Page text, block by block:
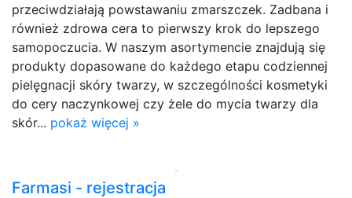
przeciwdziałają powstawaniu zmarszczek. Zadbana i
również zdrowa cera to pierwszy krok do lepszego
samopoczucia. W naszym asortymencie znajdują się
produkty dopasowane do każdego etapu codziennej
pielęgnacji skóry twarzy, w szczególności kosmetyki
do cery naczynkowej czy żele do mycia twarzy dla
skór... pokaż więcej »
Farmasi - rejestracja